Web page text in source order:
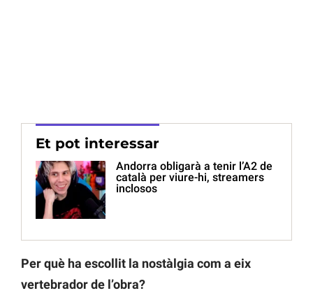
Et pot interessar
Andorra obligarà a tenir l’A2 de
català per viure-hi, streamers
inclosos
Per què ha escollit la nostàlgia com a eix
vertebrador de l’obra?